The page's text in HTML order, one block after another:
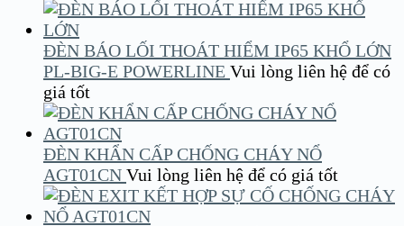
ĐÈN BÁO LỐI THOÁT HIỂM IP65 KHỔ LỚN
PL-BIG-E POWERLINE Vui lòng liên hệ để có
giá tốt
ĐÈN KHẨN CẤP CHỐNG CHÁY NỔ
AGT01CN Vui lòng liên hệ để có giá tốt